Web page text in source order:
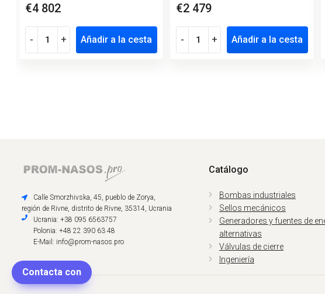
€4 802
- + Añadir a la cesta
€2 479
- + Añadir a la cesta
Calle Smorzhivska, 45, pueblo de Zorya,
región de Rivne, distrito de Rivne, 35314, Ucrania
Ucrania: +38 095 6563757
Polonia: +48 22 390 63 48
E-Mail: info@prom-nasos.pro
Catálogo
Bombas industriales
Sellos mecánicos
Generadores y fuentes de
alternativas
Válvulas de cierre
Ingeniería
Contacta con